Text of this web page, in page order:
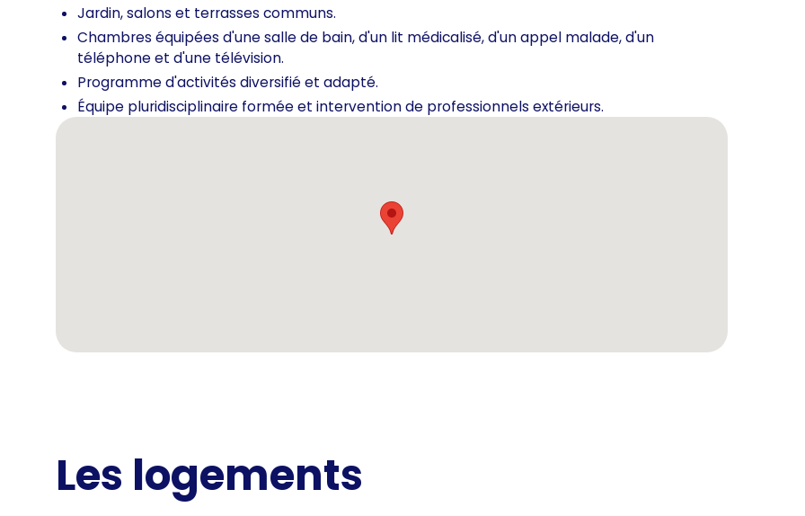
Jardin, salons et terrasses communs.
Chambres équipées d'une salle de bain, d'un lit médicalisé, d'un appel malade, d'un
téléphone et d'une télévision.
Programme d'activités diversifié et adapté.
Équipe pluridisciplinaire formée et intervention de professionnels extérieurs.
Les logements